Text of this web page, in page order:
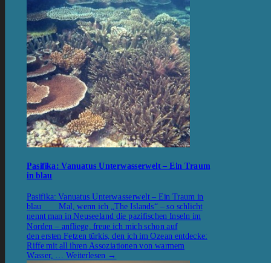
Pasifika: Vanuatus Unterwasserwelt – Ein Traum
in blau
Pasifika: Vanuatus Unterwasserwelt – Ein Traum in
blau Mal, wenn ich „The Islands“ – so schlicht
nennt man in Neuseeland die pazifischen Inseln im
Norden – anfliege, freue ich mich schon auf
den ersten Fetzen türkis, den ich im Ozean entdecke:
Riffe mit all ihren Assoziationen von warmem
Wasser, … Weiterlesen →